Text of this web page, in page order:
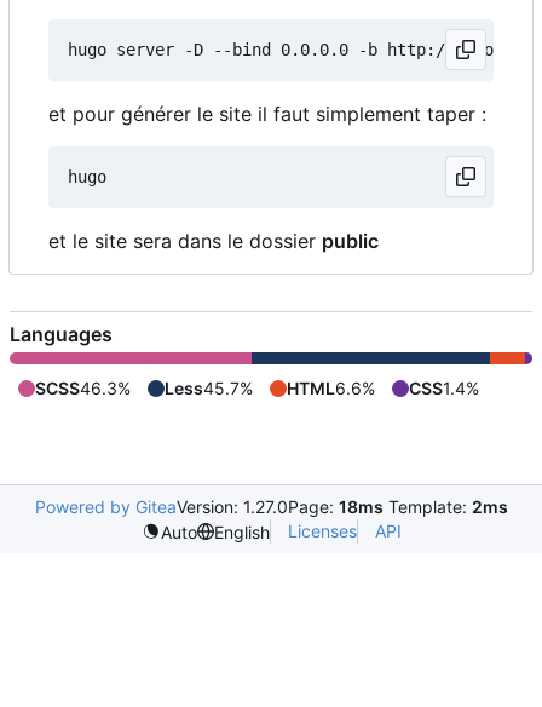
et pour générer le site il faut simplement taper :
et le site sera dans le dossier public
Languages
SCSS46.3% Less45.7% HTML6.6% CSS1.4%
Powered by GiteaVersion: 1.27.0Page: 18ms Template: 2ms
Auto
English Licenses API